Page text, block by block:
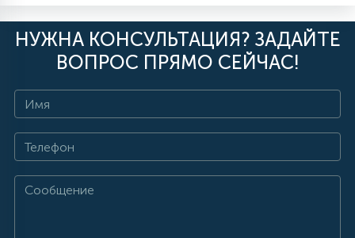
НУЖНА КОНСУЛЬТАЦИЯ? ЗАДАЙТЕ
ВОПРОС ПРЯМО СЕЙЧАС!